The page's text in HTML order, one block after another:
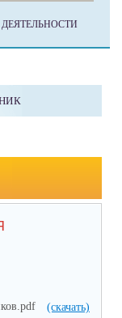
(скачать)